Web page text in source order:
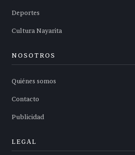
Deportes
Cultura Nayarita
NOSOTROS
Quiénes somos
Contacto
Publicidad
LEGAL